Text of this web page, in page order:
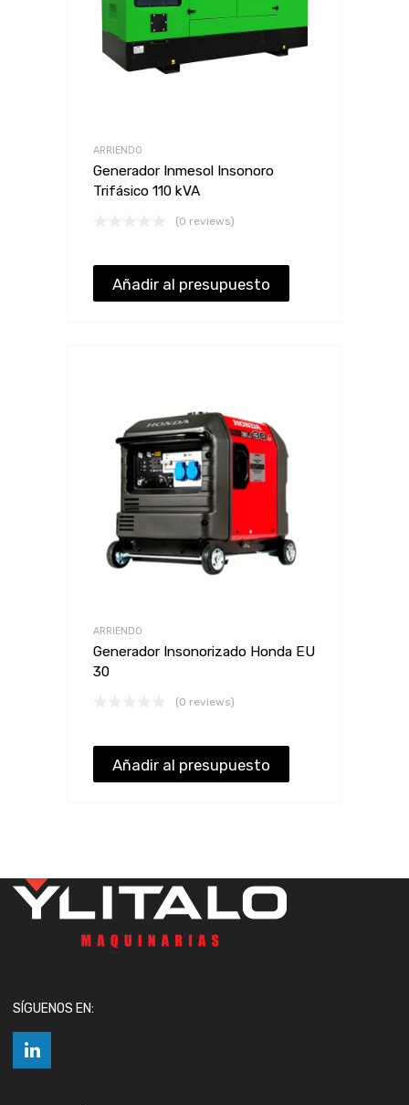
ARRIENDO
Generador Inmesol Insonoro
Trifásico 110 kVA
(0 reviews)
Añadir al presupuesto
ARRIENDO
Generador Insonorizado Honda EU
30
(0 reviews)
Añadir al presupuesto
SÍGUENOS EN: